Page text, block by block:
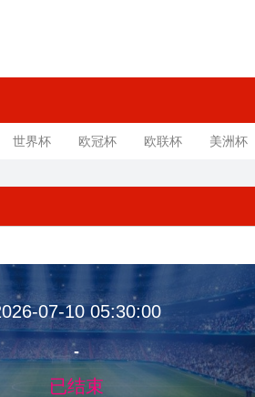
世界杯 欧冠杯 欧联杯 美洲杯
07-10 05:30:00
-
已结束